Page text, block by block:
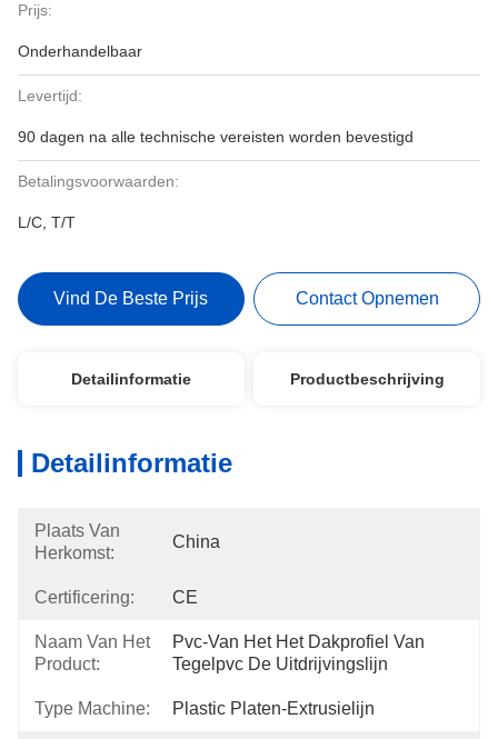
Prijs:
Onderhandelbaar
Levertijd:
90 dagen na alle technische vereisten worden bevestigd
Betalingsvoorwaarden:
L/C, T/T
Vind De Beste Prijs Contact Opnemen
Detailinformatie Productbeschrijving
Detailinformatie
Plaats Van
Herkomst:
China
Certificering: CE
Naam Van Het
Product:
Pvc-Van Het Het Dakprofiel Van
Tegelpvc De Uitdrijvingslijn
Type Machine: Plastic Platen-Extrusielijn